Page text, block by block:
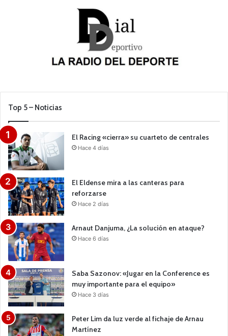
Top 5 – Noticias
El Racing «cierra» su cuarteto de centrales
Hace 4 días
El Eldense mira a las canteras para
reforzarse
Hace 2 días
Arnaut Danjuma, ¿La solución en ataque?
Hace 6 días
Saba Sazonov: «Jugar en la Conference es
muy importante para el equipo»
Hace 3 días
Peter Lim da luz verde al fichaje de Arnau
Martínez